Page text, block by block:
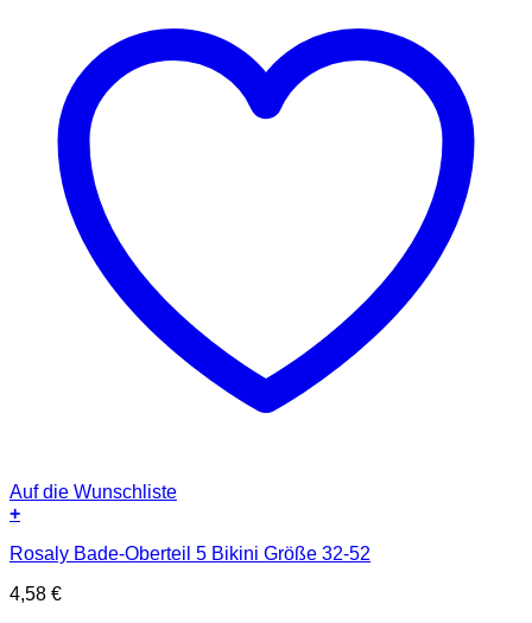
Auf die Wunschliste
+
Rosaly Bade-Oberteil 5 Bikini Größe 32-52
4,58 €